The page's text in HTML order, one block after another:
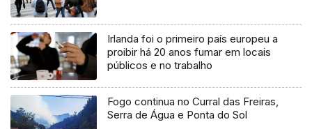
Irlanda foi o primeiro país europeu a
proibir há 20 anos fumar em locais
públicos e no trabalho
Fogo continua no Curral das Freiras,
Serra de Água e Ponta do Sol